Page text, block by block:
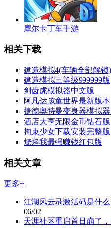
摩尔卡丁车手游
相关下载
建造模拟4(车辆全部解锁
建造模拟三等级999999版
剑齿虎模拟器中文版
阿凡达孩童世界最新版本
捷德奥特曼变身器模拟器
酒店大亨无限金币钻石版
拘束少女下载安装完整版
烧烤我最强赚钱红包版
相关文章
更多+
江湖风云录激活码是什
06/02
天涯社区重启首日崩了